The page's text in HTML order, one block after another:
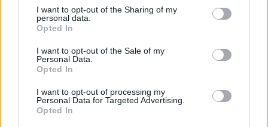
I want to opt-out of the Sharing of my
personal data.
Opted In
I want to opt-out of the Sale of my
Personal Data.
Opted In
I want to opt-out of processing my
Personal Data for Targeted Advertising.
Opted In
„Óriási csattanás volt” – így
emlékszik vissza a kedd esti
családfő
Visszaküldte a parlamentnek